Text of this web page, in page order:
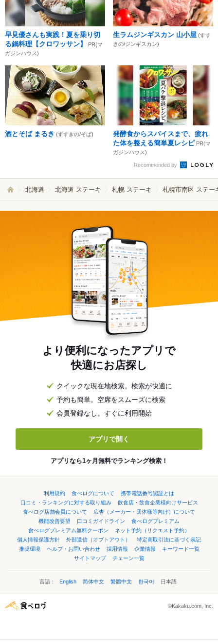
早見優さんも実践！夏を乗り切
る鍋料理【クロワッサン】
PR(マ
ガジンハウス)
生ラムジンギスカン 山小屋 (すす
きの/ジンギスカン)
酒とそば まるき (すすきの/そば)
発酵食からスパイスまで、疲れ
た体を整える簡単夏レシピ PR(マ
ガジンハウス)
Recommended by
北海道 北海道 ステーキ 札幌 ステーキ 札幌市南区 ステー
より便利になったアプリで
快適にお店探し
クイックな現在地検索。検索が快適に
予約も簡単。空席をスムーズに検索
会員登録なし。すぐに利用開始
アプリで開く
アプリなら1ヶ月無料でランキング検索！
利用規約 食べログについて
携帯電話番号認証とは
口コミ・ランキングに対する取り組み
飲食店・飲食企業様向けサービス
食べログ店舗会員について
広告（メーカー・団体様等向け）について
機能改善要望
口コミガイドライン
食べログプレミアム
食べログプレミアム無料クーポン
ネット予約（リクエスト予約）
個人情報保護方針
外部送信（オプトアウト）
特定商取引法に基づく表記
推奨環境
ヘルプ・お問い合わせ 採用情報 企業情報
キーワード一覧
サイトマップ
チェーン一覧
言語： English 简体中文 繁體中文 한국어 日本語
©Kakaku.com, Inc.